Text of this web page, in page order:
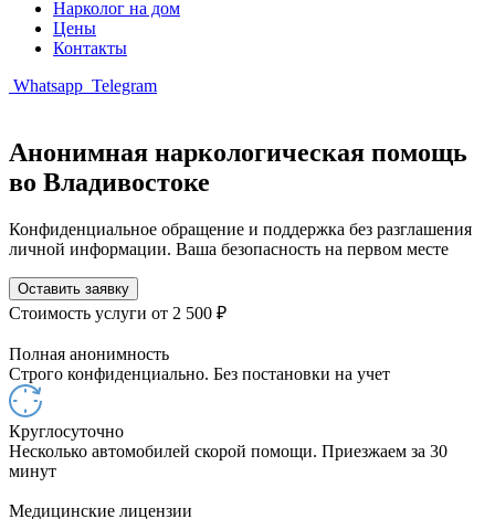
Нарколог на дом
Цены
Контакты
Whatsapp Telegram
Анонимная наркологическая помощь
во Владивостоке
Конфиденциальное обращение и поддержка без разглашения
личной информации. Ваша безопасность на первом месте
Оставить заявку
Стоимость услуги от 2 500 ₽
Полная анонимность
Строго конфиденциально. Без постановки на учет
Круглосуточно
Несколько автомобилей скорой помощи. Приезжаем за 30
минут
Медицинские лицензии